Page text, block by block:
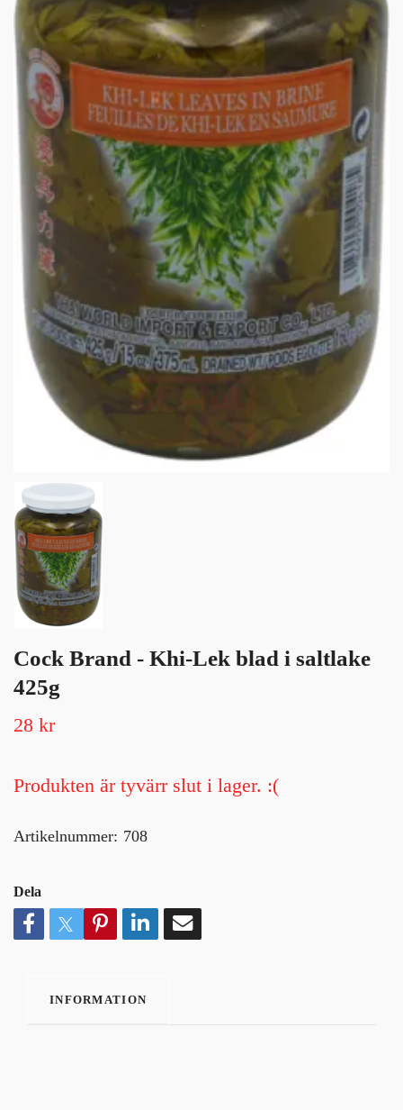
Cock Brand - Khi-Lek blad i saltlake
425g
28 kr
Produkten är tyvärr slut i lager. :(
Artikelnummer: 708
Dela
INFORMATION